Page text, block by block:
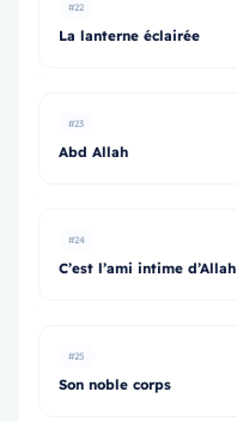
#22
La lanterne éclairée
#23
Abd Allah
#24
C’est l’ami intime d’Allah
#25
Son noble corps